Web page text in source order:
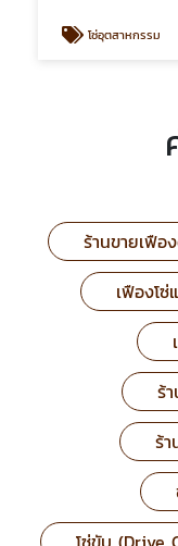
โซ่อุตสาหกรรม
ร้านขายเฟือ
เฟืองโ
ร้
ร้